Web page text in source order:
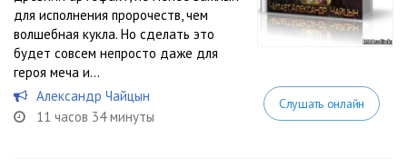
для исполнения пророчеств, чем
волшебная кукла. Но сделать это
будет совсем непросто даже для
героя меча и...
Александр Чайцын
11 часов 34 минуты
Слушать онлайн